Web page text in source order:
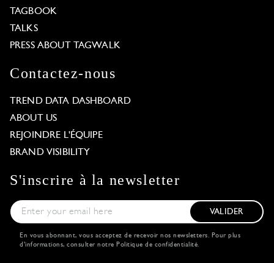
TAGBOOK
TALKS
PRESS ABOUT TAGWALK
Contactez-nous
TREND DATA DASHBOARD
ABOUT US
REJOINDRE L'ÉQUIPE
BRAND VISIBILITY
S'inscrire à la newsletter
VALIDER
En vous abonnant, vous acceptez de recevoir nos newsletters. Pour plus
d'informations, consulter notre Politique de confidentialité.